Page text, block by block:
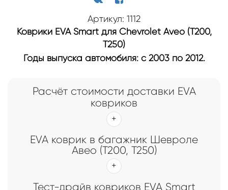
Артикул: 1112
Коврики EVA Smart для Chevrolet Aveo (T200,
T250)
Годы выпуска автомобиля: с 2003 по 2012.
Расчёт стоимости доставки EVA
ковриков
EVA коврик в багажник Шевроле
Авео (Т200, Т250)
Тест-драйв ковриков EVA Smart